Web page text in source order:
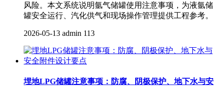
风险。本文系统说明氩气储罐使用注意事项，为液氩储
罐安全运行、汽化供气和现场操作管理提供工程参考。
2026-05-13 admin 113
埋地LPG储罐注意事项：防腐、阴极保护、地下水与安